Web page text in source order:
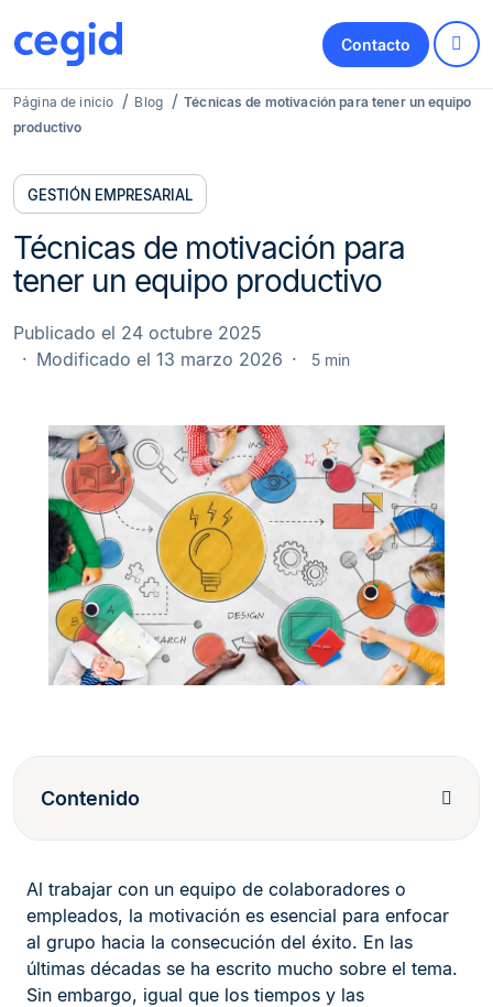
Contacto
Página de inicio Blog
Técnicas de motivación para tener un equipo
productivo
GESTIÓN EMPRESARIAL
Técnicas de motivación para
tener un equipo productivo
Publicado el 24 octubre 2025
Modificado el 13 marzo 2026
5 min
Contenido
Al trabajar con un equipo de colaboradores o
empleados, la motivación es esencial para enfocar
al grupo hacia la consecución del éxito. En las
últimas décadas se ha escrito mucho sobre el tema.
Sin embargo, igual que los tiempos y las